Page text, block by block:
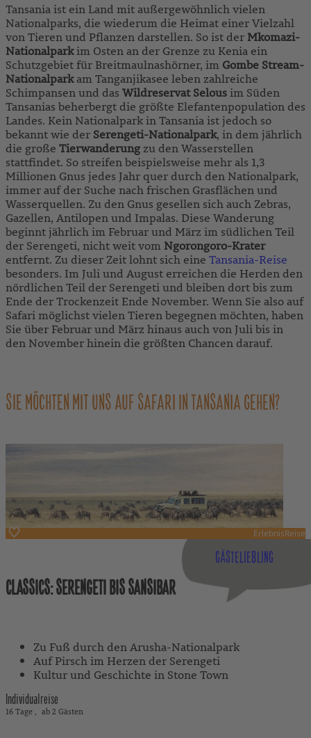
Tansania ist ein Land mit außergewöhnlich vielen
Nationalparks, die wiederum die Heimat einer Vielzahl
von Tieren und Pflanzen darstellen. So ist der Mkomazi-
Nationalparkim Osten an der Grenze zu Kenia ein
Schutzgebiet für Breitmaulnashörner, im Gombe Stream-
Nationalparkam Tanganjikasee leben zahlreiche
Schimpansen und das Wildreservat Selousim Süden
Tansanias beherbergt die größte Elefantenpopulation des
Landes. Kein Nationalpark in Tansania ist jedoch so
bekannt wie der Serengeti-Nationalpark, in dem jährlich
die große Tierwanderung zu den Wasserstellen
stattfindet. So streifen beispielsweise mehr als 1,3
Millionen Gnus jedes Jahr quer durch den Nationalpark,
immer auf der Suche nach frischen Grasflächen und
Wasserquellen. Zu den Gnus gesellen sich auch Zebras,
Gazellen, Antilopen und Impalas. Diese Wanderung
beginnt jährlich im Februar und März im südlichen Teil
der Serengeti, nicht weit vom Ngorongoro-Krater
entfernt. Zu dieser Zeit lohnt sich eine Tansania-Reise
besonders. Im Juli und August erreichen die Herden den
nördlichen Teil der Serengeti und bleiben dort bis zum
Ende der Trockenzeit Ende November. Wenn Sie also auf
Safari möglichst vielen Tieren begegnen möchten, haben
Sie über Februar und März hinaus auch von Juli bis in
den November hinein die größten Chancen darauf.
SIE MÖCHTEN MIT UNS AUF SAFARI IN TANSANIA GEHEN?
GÄSTELIEBLING
ErlebnisReise
CLASSICS: SERENGETI BIS SANSIBAR
Zu Fuß durch den Arusha-Nationalpark
Auf Pirsch im Herzen der Serengeti
Kultur und Geschichte in Stone Town
Individualreise
16 Tage ab 2 Gästen